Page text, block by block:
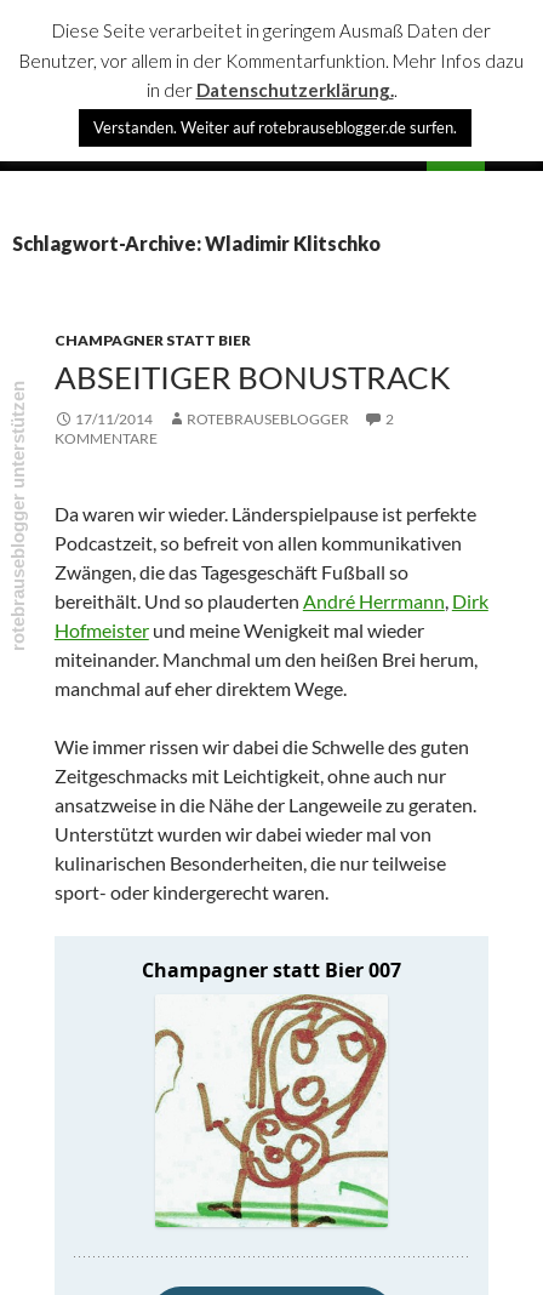
rotebrauseblogger
SPRINGE
Schlagwort-Archive: Wladimir Klitschko
CHAMPAGNER STATT BIER
ABSEITIGER BONUSTRACK
17/11/2014 ROTEBRAUSEBLOGGER
2
KOMMENTARE
Da waren wir wieder. Länderspielpause ist perfekte
Podcastzeit, so befreit von allen kommunikativen
Zwängen, die das Tagesgeschäft Fußball so
bereithält. Und so plauderten André Herrmann, Dirk
Hofmeisterund meine Wenigkeit mal wieder
miteinander. Manchmal um den heißen Brei herum,
manchmal auf eher direktem Wege.
Wie immer rissen wir dabei die Schwelle des guten
Zeitgeschmacks mit Leichtigkeit, ohne auch nur
ansatzweise in die Nähe der Langeweile zu geraten.
Unterstützt wurden wir dabei wieder mal von
kulinarischen Besonderheiten, die nur teilweise
sport- oder kindergerecht waren.
Diese Seite verarbeitet in geringem Ausmaß Daten der
Benutzer, vor allem in der Kommentarfunktion. Mehr Infos dazu
in der Datenschutzerklärung..
Verstanden. Weiter auf rotebrauseblogger.de surfen.
rotebrauseblogger unterstützen